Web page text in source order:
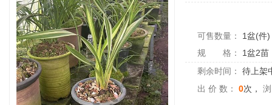
可售数量： 1盆(件)
规 格：
1盆2苗
剩余时间：
待上架
出 价 数：
0次，